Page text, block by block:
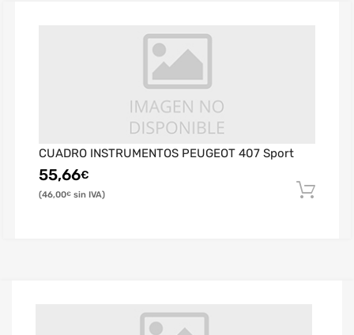
CUADRO INSTRUMENTOS PEUGEOT 407 Sport
55,66€
46,00€